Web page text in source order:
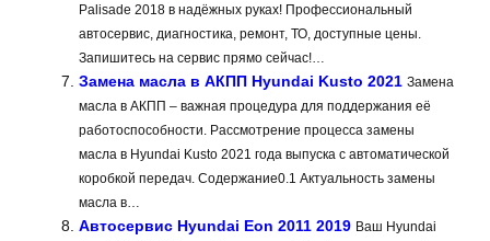
Palisade 2018 в надёжных руках! Профессиональный
автосервис, диагностика, ремонт, ТО, доступные цены.
Запишитесь на сервис прямо сейчас!…
Замена масла в АКПП Hyundai Kusto 2021 Замена
масла в АКПП – важная процедура для поддержания её
работоспособности. Рассмотрение процесса замены
масла в Hyundai Kusto 2021 года выпуска с автоматической
коробкой передач. Содержание0.1 Актуальность замены
масла в…
Автосервис Hyundai Eon 2011 2019 Ваш Hyundai